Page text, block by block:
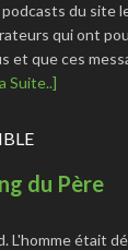
du site
qui ont
et que ces
Suite..]
du Père
L'homme était